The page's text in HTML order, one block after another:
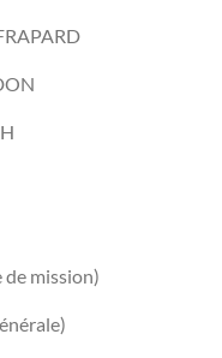
mission)